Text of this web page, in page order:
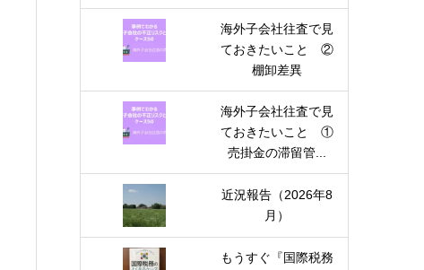
海外子会社往査で見
ておきたいこと ②
棚卸差異
海外子会社往査で見
ておきたいこと ①
売掛金の滞留管...
近況報告（2026年8
月）
もうすぐ『国際税務